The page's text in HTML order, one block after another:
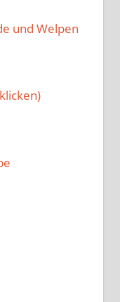
und Welpen